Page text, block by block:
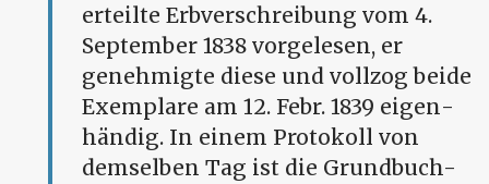
erteilte Erbverschreibung vom 4.
September 1838 vorgelesen, er
genehmigte diese und vollzog beide
Exemplare am 12. Febr. 1839 eigen­
händig. In einem Protokoll von
demselben Tag ist die Grundbuch-